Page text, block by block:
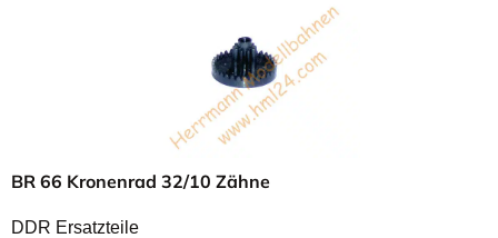
BR 66 Kronenrad 32/10 Zähne
DDR Ersatzteile